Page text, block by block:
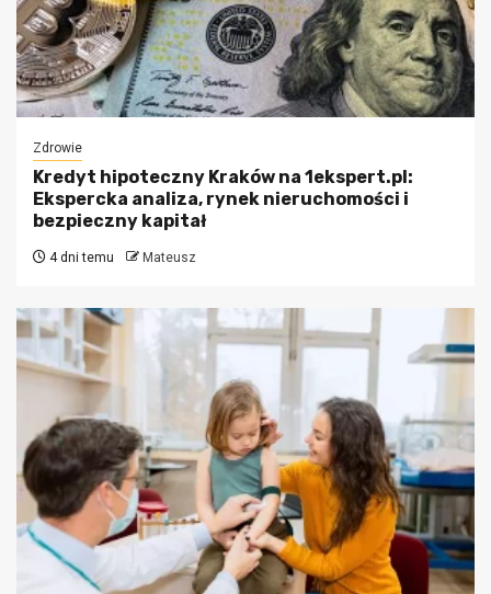
Zdrowie
Kredyt hipoteczny Kraków na 1ekspert.pl:
Ekspercka analiza, rynek nieruchomości i
bezpieczny kapitał
4 dni temu Mateusz